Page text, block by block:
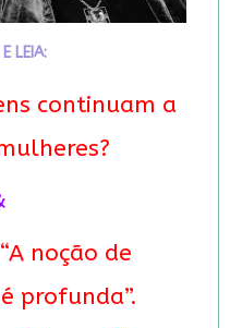
LEIA:
continuam a
noção de
profunda”.